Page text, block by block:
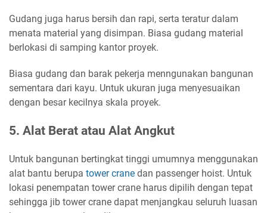
Gudang juga harus bersih dan rapi, serta teratur dalam
menata material yang disimpan. Biasa gudang material
berlokasi di samping kantor proyek.
Biasa gudang dan barak pekerja menngunakan bangunan
sementara dari kayu. Untuk ukuran juga menyesuaikan
dengan besar kecilnya skala proyek.
5. Alat Berat atau Alat Angkut
Untuk bangunan bertingkat tinggi umumnya menggunakan
alat bantu berupa tower crane dan passenger hoist. Untuk
lokasi penempatan tower crane harus dipilih dengan tepat
sehingga jib tower crane dapat menjangkau seluruh luasan